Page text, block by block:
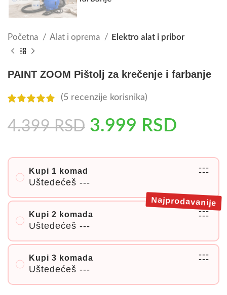
Početna Alat i oprema Elektro alat i pribor
PAINT ZOOM Pištolj za krečenje i farbanje
(5 recenzije korisnika)
4.399RSD 3.999 RSD
Kupi 1 komad
Uštedećeš ---
---
---
Kupi 2 komada
Uštedećeš ---
---
---
Najprodavanije
Kupi 3 komada
Uštedećeš ---
---
---